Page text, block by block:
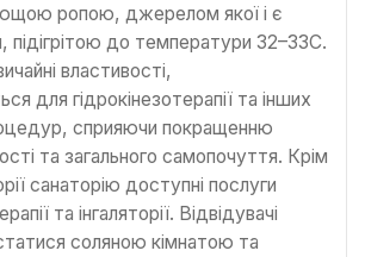
ропою, джерелом якої і є
підігрітою до температури 32–33C.
властивості,
для гідрокінезотерапії та інших
сприяючи покращенню
та загального самопочуття. Крім
санаторію доступні послуги
та інгаляторії. Відвідувачі
соляною кімнатою та